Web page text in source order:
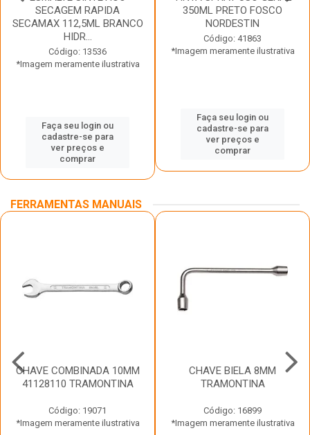
SECAGEM RAPIDA
SECAMAX 112,5ML BRANCO
HIDR...
Código: 13536
*Imagem meramente ilustrativa
Faça seu login ou
cadastre-se para
ver preços e
comprar
350ML PRETO FOSCO
NORDESTIN
Código: 41863
*Imagem meramente ilustrativa
Faça seu login ou
cadastre-se para
ver preços e
comprar
FERRAMENTAS MANUAIS
CHAVE COMBINADA 10MM
41128110 TRAMONTINA
Código: 19071
*Imagem meramente ilustrativa
CHAVE BIELA 8MM
TRAMONTINA
Código: 16899
*Imagem meramente ilustrativa